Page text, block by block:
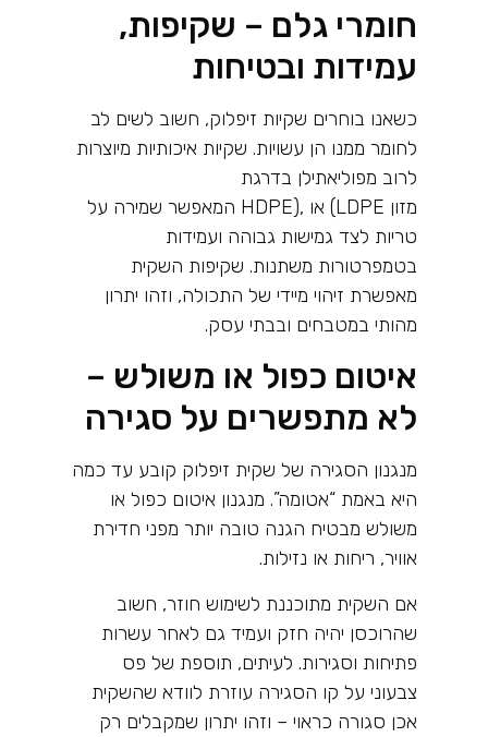
חומרי גלם – שקיפות,
עמידות ובטיחות
כשאנו בוחרים שקיות זיפלוק, חשוב לשים לב
לחומר ממנו הן עשויות. שקיות איכותיות מיוצרות
לרוב מפוליאתילן בדרגת
מזון (LDPE או HDPE), המאפשר שמירה על
טריות לצד גמישות גבוהה ועמידות
בטמפרטורות משתנות. שקיפות השקית
מאפשרת זיהוי מיידי של התכולה, וזהו יתרון
מהותי במטבחים ובבתי עסק.
איטום כפול או משולש –
לא מתפשרים על סגירה
מנגנון הסגירה של שקית זיפלוק קובע עד כמה
היא באמת “אטומה”. מנגנון איטום כפול או
משולש מבטיח הגנה טובה יותר מפני חדירת
אוויר, ריחות או נזילות.
אם השקית מתוכננת לשימוש חוזר, חשוב
שהרוכסן יהיה חזק ועמיד גם לאחר עשרות
פתיחות וסגירות. לעיתים, תוספת של פס
צבעוני על קו הסגירה עוזרת לוודא שהשקית
אכן סגורה כראוי – וזהו יתרון שמקבלים רק